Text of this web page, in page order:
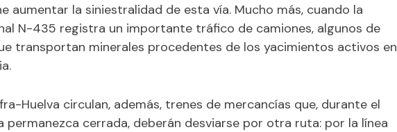
aumentar la siniestralidad de esta vía. Mucho más, cuando la
N-435 registra un importante tráfico de camiones, algunos de
transportan minerales procedentes de los yacimientos activos en
Huelva circulan, además, trenes de mercancías que, durante el
permanezca cerrada, deberán desviarse por otra ruta: por la línea